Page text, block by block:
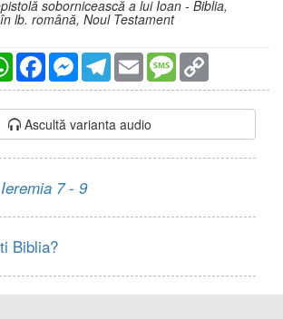
sobornicească a lui Ioan - Biblia,
lb. română, Noul Testament
WhatsAppFacebookMessengerTelegram
Email Message
Ascultă varianta audio
Ieremia 7 - 9
Biblia?